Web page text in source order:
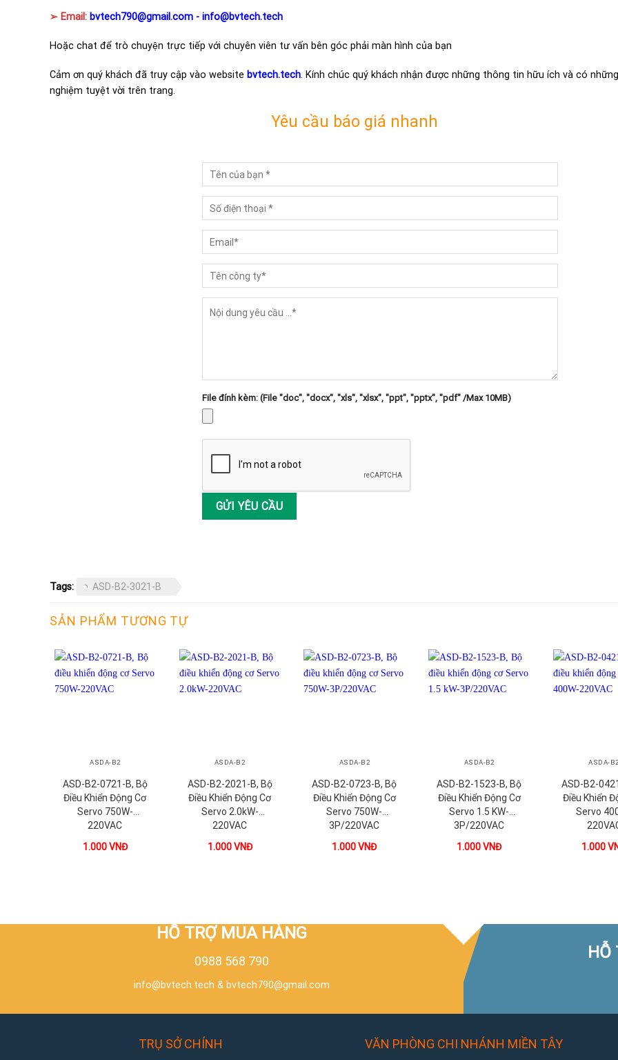
➢ Email: bvtech790@gmail.com - info@bvtech.tech
Hoặc chat để trò chuyện trực tiếp với chuyên viên tư vấn bên góc phải màn hình của bạn
Cảm ơn quý khách đã truy cập vào website bvtech.tech. Kính chúc quý khách nhận được những thông tin hữu ích và có
nghiệm tuyệt vời trên trang.
Yêu cầu báo giá nhanh
File đính kèm: (File "doc", "docx", "xls", "xlsx", "ppt", "pptx", "pdf" /Max 10MB)
Tags: ASD-B2-3021-B
SẢN PHẨM TƯƠNG TỰ
ASDA-B2
ASD-B2-0721-B, Bộ
Điều Khiển Động Cơ
Servo 750W-
220VAC
1.000VNĐ
ASDA-B2
ASD-B2-2021-B, Bộ
Điều Khiển Động Cơ
Servo 2.0kW-
220VAC
1.000VNĐ
ASDA-B2
ASD-B2-0723-B, Bộ
Điều Khiển Động Cơ
Servo 750W-
3P/220VAC
1.000VNĐ
ASDA-B2
ASD-B2-1523-B, Bộ
Điều Khiển Động Cơ
Servo 1.5 KW-
3P/220VAC
1.000VNĐ
ASDA-
ASD-B2-
Điều Khiển
Servo
1.000
HỖ TRỢ MUA HÀNG
0988 568 790
info@bvtech.tech & bvtech790@gmail.com
HỖ
TRỤ SỞ CHÍNH VĂN PHÒNG CHI NHÁNH MIỀN TÂY